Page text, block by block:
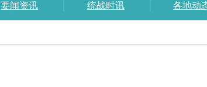
要闻资讯 统战时讯 各地动